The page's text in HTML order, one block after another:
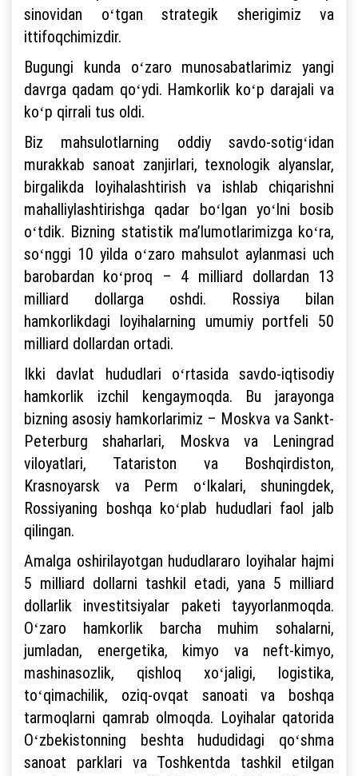
sinovidan oʻtgan strategik sherigimiz va
ittifoqchimizdir.
Bugungi kunda oʻzaro munosabatlarimiz yangi
davrga qadam qoʻydi. Hamkorlik koʻp darajali va
koʻp qirrali tus oldi.
Biz mahsulotlarning oddiy savdo-sotigʻidan
murakkab sanoat zanjirlari, texnologik alyanslar,
birgalikda loyihalashtirish va ishlab chiqarishni
mahalliylashtirishga qadar boʻlgan yoʻlni bosib
oʻtdik. Bizning statistik maʼlumotlarimizga koʻra,
soʻnggi 10 yilda oʻzaro mahsulot aylanmasi uch
barobardan koʻproq – 4 milliard dollardan 13
milliard dollarga oshdi. Rossiya bilan
hamkorlikdagi loyihalarning umumiy portfeli 50
milliard dollardan ortadi.
Ikki davlat hududlari oʻrtasida savdo-iqtisodiy
hamkorlik izchil kengaymoqda. Bu jarayonga
bizning asosiy hamkorlarimiz – Moskva va Sankt-
Peterburg shaharlari, Moskva va Leningrad
viloyatlari, Tatariston va Boshqirdiston,
Krasnoyarsk va Perm oʻlkalari, shuningdek,
Rossiyaning boshqa koʻplab hududlari faol jalb
qilingan.
Amalga oshirilayotgan hududlararo loyihalar hajmi
5 milliard dollarni tashkil etadi, yana 5 milliard
dollarlik investitsiyalar paketi tayyorlanmoqda.
Oʻzaro hamkorlik barcha muhim sohalarni,
jumladan, energetika, kimyo va neft-kimyo,
mashinasozlik, qishloq xoʻjaligi, logistika,
toʻqimachilik, oziq-ovqat sanoati va boshqa
tarmoqlarni qamrab olmoqda. Loyihalar qatorida
Oʻzbekistonning beshta hududidagi qoʻshma
sanoat parklari va Toshkentda tashkil etilgan